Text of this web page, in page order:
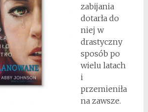
zabijania
dotarła do
niej w
drastyczny
sposób po
wielu latach
i
przemieniła
na zawsze.